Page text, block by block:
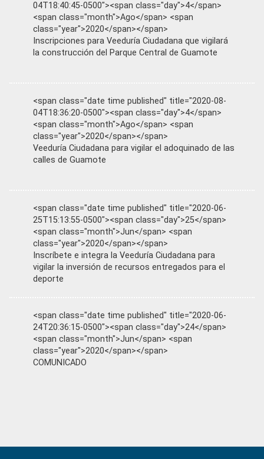
04T18:40:45-0500"><span class="day">4</span>
<span class="month">Ago</span> <span
class="year">2020</span></span>
Inscripciones para Veeduría Ciudadana que vigilará
la construcción del Parque Central de Guamote
<span class="date time published" title="2020-08-
04T18:36:20-0500"><span class="day">4</span>
<span class="month">Ago</span> <span
class="year">2020</span></span>
Veeduría Ciudadana para vigilar el adoquinado de las
calles de Guamote
<span class="date time published" title="2020-06-
25T15:13:55-0500"><span class="day">25</span>
<span class="month">Jun</span> <span
class="year">2020</span></span>
Inscríbete e integra la Veeduría Ciudadana para
vigilar la inversión de recursos entregados para el
deporte
<span class="date time published" title="2020-06-
24T20:36:15-0500"><span class="day">24</span>
<span class="month">Jun</span> <span
class="year">2020</span></span>
COMUNICADO